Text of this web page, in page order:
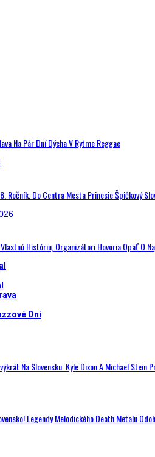
Na Pár Dní Dýcha V Rytme Reggae
Ročník. Do Centra Mesta Prinesie Špičkový
Históriu, Organizátori Hovoria Opäť O
Dni
Na Slovensku. Kyle Dixon A Michael
Legendy Melodického Death Metalu